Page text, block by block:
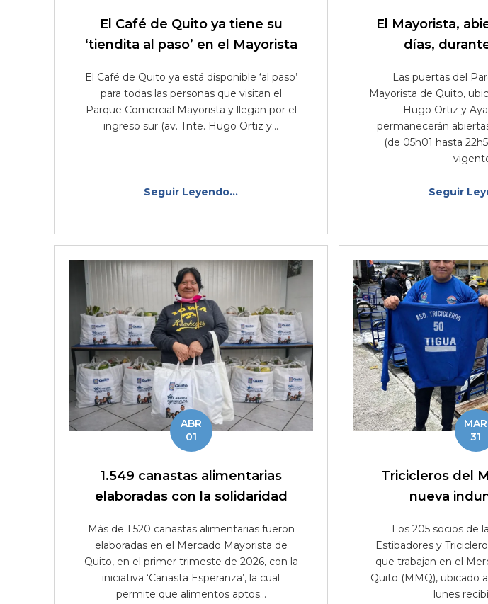
El Café de Quito ya tiene su
‘tiendita al paso’ en el Mayorista
El Café de Quito ya está disponible ‘al paso’
para todas las personas que visitan el
Parque Comercial Mayorista y llegan por el
ingreso sur (av. Tnte. Hugo Ortiz y...
Seguir Leyendo...
El Mayorista,
días,
Las puertas del
Mayorista de Quito,
Hugo Ortiz y
permanecerán
(de 05h01 hasta
Seguir
ABR
01
1.549 canastas alimentarias
elaboradas con la solidaridad
Más de 1.520 canastas alimentarias fueron
elaboradas en el Mercado Mayorista de
Quito, en el primer trimeste de 2026, con la
iniciativa ‘Canasta Esperanza’, la cual
permite que alimentos aptos...
MAR
31
Tricicleros del
nueva
Los 205 socios de
Estibadores y
que trabajan en el
Quito (MMQ), ubicado
lunes